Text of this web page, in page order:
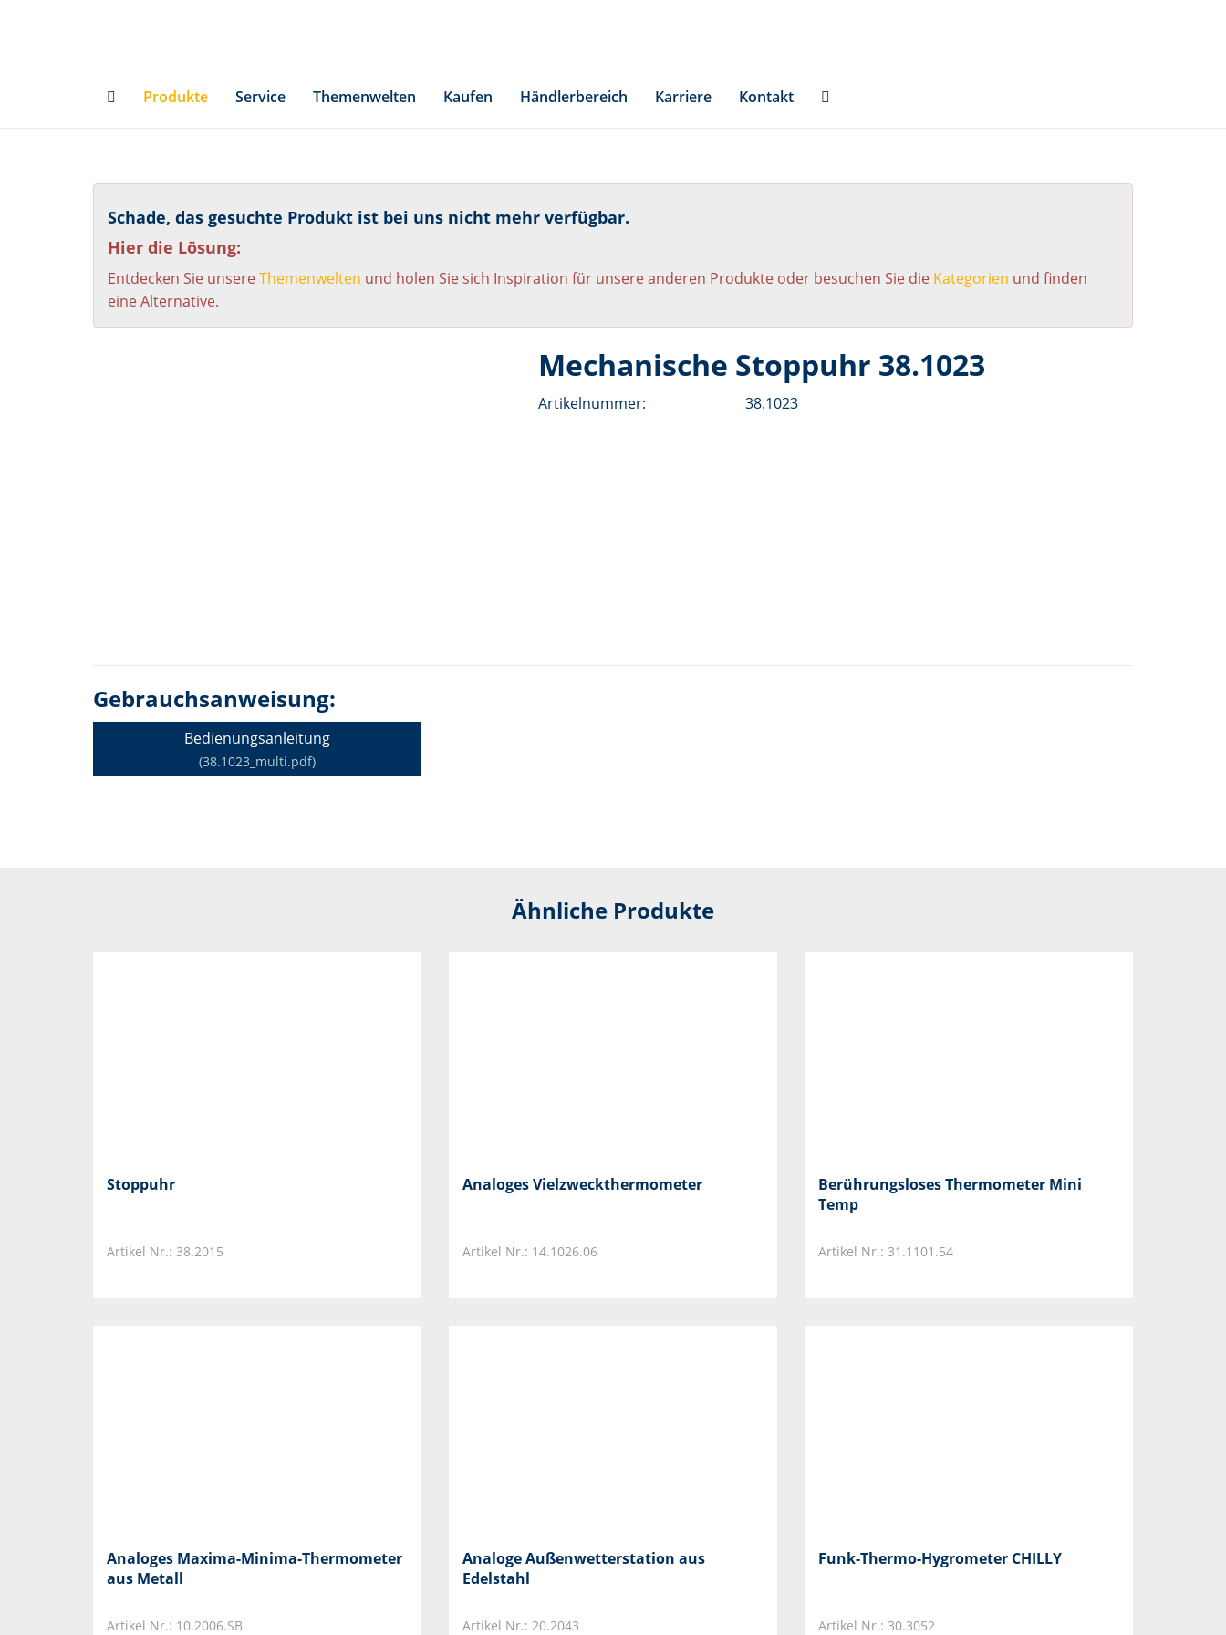
Produkte
Service Themenwelten Kaufen Händlerbereich Karriere Kontakt
Schade, das gesuchte Produkt ist bei uns nicht mehr verfügbar.
Hier die Lösung:
Entdecken Sie unsereThemenwelten und holen Sie sich Inspiration für unsere anderen Produkte oder besuchen Sie die Kategorien und finden
eine Alternative.
Mechanische Stoppuhr 38.1023
Artikelnummer: 38.1023
Gebrauchsanweisung:
Bedienungsanleitung
(38.1023_multi.pdf)
Ähnliche Produkte
Stoppuhr
Artikel Nr.: 38.2015
Analoges Vielzweckthermometer
Artikel Nr.: 14.1026.06
Berührungsloses Thermometer Mini
Temp
Artikel Nr.: 31.1101.54
Analoges Maxima-Minima-Thermometer
aus Metall
Artikel Nr.: 10.2006.SB
Analoge Außenwetterstation aus
Edelstahl
Artikel Nr.: 20.2043
Funk-Thermo-Hygrometer CHILLY
Artikel Nr.: 30.3052